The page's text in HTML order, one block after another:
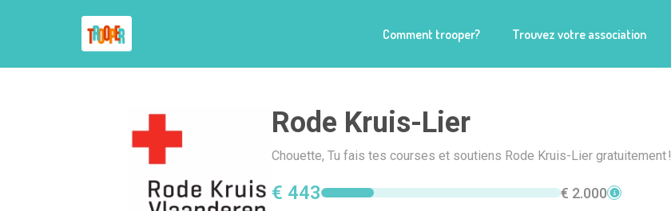
Comment trooper? Trouvez votre association
Rode Kruis-Lier
Chouette, Tu fais tes courses et soutiens Rode Kruis-Lier gratuitement !
€ 443 € 2.000